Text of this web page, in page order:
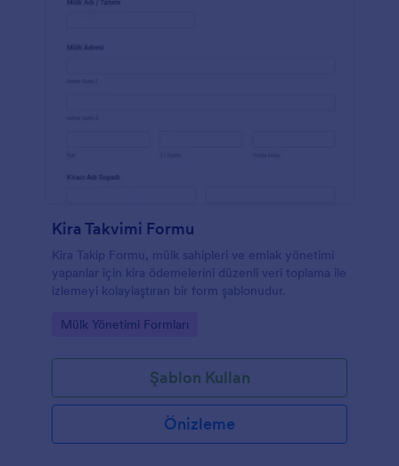
Kira Takvimi Formu
Kira Takip Formu, mülk sahipleri ve emlak yönetimi
yapanlar için kira ödemelerini düzenli veri toplama ile
izlemeyi kolaylaştıran bir form şablonudur.
Go to Category:
Mülk Yönetimi Formları
Şablon Kullan
Önizleme